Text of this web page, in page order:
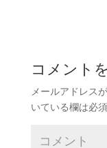
コメント
メールアドレス
いている欄は必